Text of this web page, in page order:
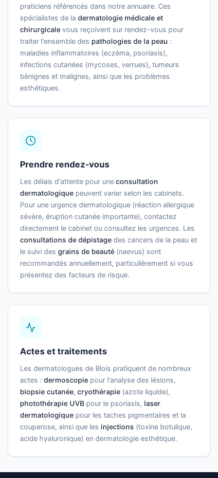
praticiens référencés dans notre annuaire. Ces
spécialistes de la dermatologie médicale et
chirurgicale vous reçoivent sur rendez-vous pour
traiter l'ensemble des pathologies de la peau :
maladies inflammatoires (eczéma, psoriasis),
infections cutanées (mycoses, verrues), tumeurs
bénignes et malignes, ainsi que les problèmes
esthétiques.
Prendre rendez-vous
Les délais d'attente pour une consultation
dermatologique peuvent varier selon les cabinets.
Pour une urgence dermatologique (réaction allergique
sévère, éruption cutanée importante), contactez
directement le cabinet ou consultez les urgences. Les
consultations de dépistage des cancers de la peau et
le suivi des grains de beauté (naevus) sont
recommandés annuellement, particulièrement si vous
présentez des facteurs de risque.
Actes et traitements
Les dermatologues de Blois pratiquent de nombreux
actes : dermoscopie pour l'analyse des lésions,
biopsie cutanée, cryothérapie (azote liquide),
photothérapie UVB pour le psoriasis, laser
dermatologique pour les taches pigmentaires et la
couperose, ainsi que les injections (toxine botulique,
acide hyaluronique) en dermatologie esthétique.